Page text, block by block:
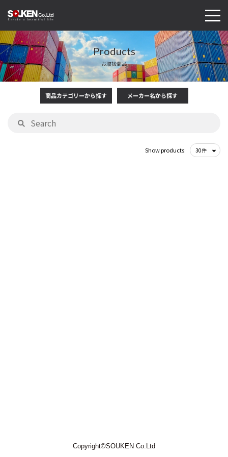
Products
お取扱商品
商品カテゴリーから探す メーカー名から探す
Show products:
Copyright©SOUKEN Co.Ltd